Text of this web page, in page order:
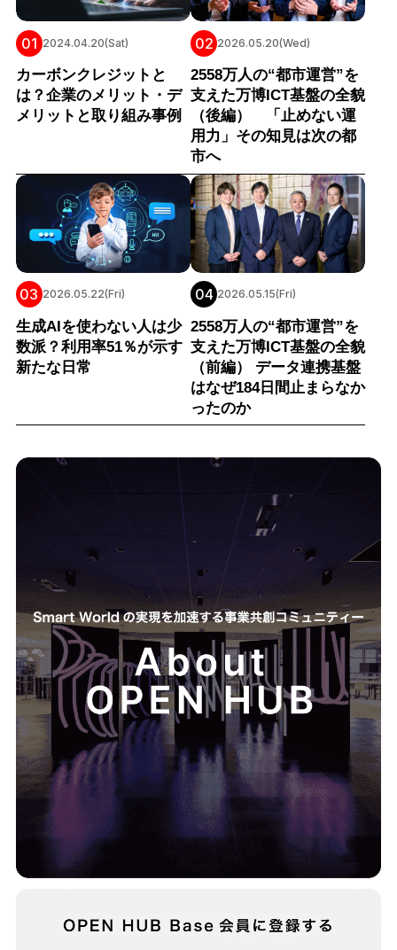
01 2024.04.20(Sat)
カーボンクレジットと
は？企業のメリット・デ
メリットと取り組み事例
02 2026.05.20(Wed)
2558万人の“都市運営”を
支えた万博ICT基盤の全貌
（後編） 「止めない運
用力」その知見は次の都
市へ
03 2026.05.22(Fri)
生成AIを使わない人は少
数派？利用率51％が示す
新たな日常
04 2026.05.15(Fri)
2558万人の“都市運営”を
支えた万博ICT基盤の全貌
（前編） データ連携基盤
はなぜ184日間止まらなか
ったのか